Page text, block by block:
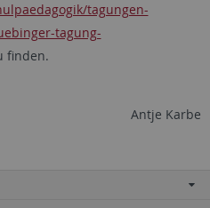
tagungen-
tagung-
finden.
Antje Karbe